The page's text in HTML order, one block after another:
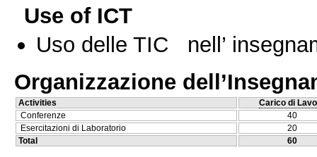
Use of ICT
Uso delle TIC nell’
Organizzazione
Activities
Carico di
Conferenze
40
Esercitazioni di Laboratorio
20
Total
60